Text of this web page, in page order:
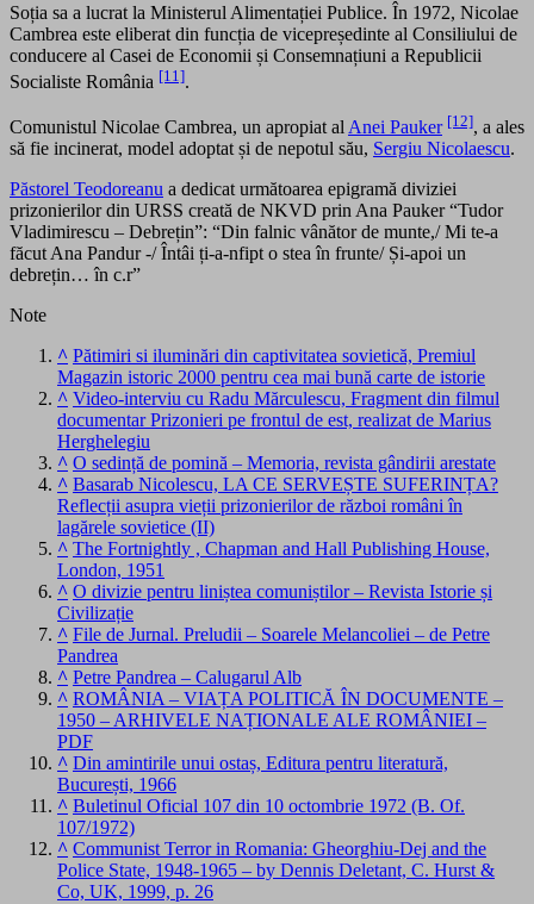
Soția sa a lucrat la Ministerul Alimentației Publice. În 1972, Nicolae
Cambrea este eliberat din funcția de vicepreședinte al Consiliului de
conducere al Casei de Economii și Consemnațiuni a Republicii
Socialiste România [11].
Comunistul Nicolae Cambrea, un apropiat al Anei Pauker [12], a ales
să fie incinerat, model adoptat și de nepotul său, Sergiu Nicolaescu.
Păstorel Teodoreanu a dedicat următoarea epigramă diviziei
prizonierilor din URSS creată de NKVD prin Ana Pauker “Tudor
Vladimirescu – Debrețin”: “Din falnic vânător de munte,/ Mi te-a
făcut Ana Pandur -/ Întâi ți-a-nfipt o stea în frunte/ Și-apoi un
debrețin… în c.r”
Note
^ Pătimiri si iluminări din captivitatea sovietică, Premiul
Magazin istoric 2000 pentru cea mai bună carte de istorie
^ Video-interviu cu Radu Mărculescu, Fragment din filmul
documentar Prizonieri pe frontul de est, realizat de Marius
Herghelegiu
^ O sedință de pomină – Memoria, revista gândirii arestate
^ Basarab Nicolescu, LA CE SERVEȘTE SUFERINȚA?
Reflecții asupra vieții prizonierilor de război români în
lagărele sovietice (II)
^ The Fortnightly , Chapman and Hall Publishing House,
London, 1951
^ O divizie pentru liniștea comuniștilor – Revista Istorie și
Civilizație
^ File de Jurnal. Preludii – Soarele Melancoliei – de Petre
Pandrea
^ Petre Pandrea – Calugarul Alb
^ ROMÂNIA – VIAȚA POLITICĂ ÎN DOCUMENTE –
1950 – ARHIVELE NAȚIONALE ALE ROMÂNIEI –
PDF
^ Din amintirile unui ostaș, Editura pentru literatură,
București, 1966
^ Buletinul Oficial 107 din 10 octombrie 1972 (B. Of.
107/1972)
^ Communist Terror in Romania: Gheorghiu-Dej and the
Police State, 1948-1965 – by Dennis Deletant, C. Hurst &
Co, UK, 1999, p. 26